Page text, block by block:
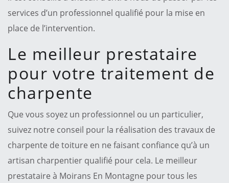
services d’un professionnel qualifié pour la mise en
place de l’intervention.
Le meilleur prestataire
pour votre traitement de
charpente
Que vous soyez un professionnel ou un particulier,
suivez notre conseil pour la réalisation des travaux de
charpente de toiture en ne faisant confiance qu’à un
artisan charpentier qualifié pour cela. Le meilleur
prestataire à Moirans En Montagne pour tous les